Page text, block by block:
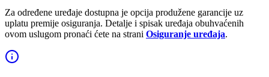
Za određene uređaje dostupna je opcija produžene garancije uz
uplatu premije osiguranja. Detalje i spisak uređaja obuhvaćenih
ovom uslugom pronaći ćete na strani Osiguranje uređaja.